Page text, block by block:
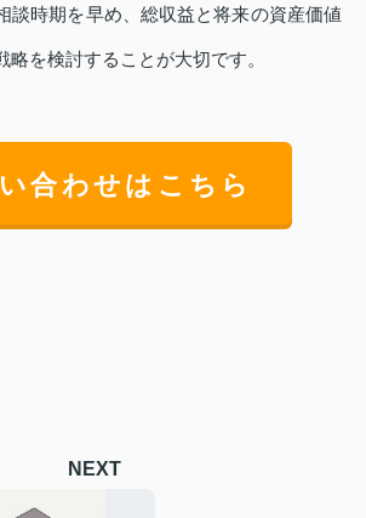
談時期を早め、総収益と将来の資産価値
略を検討することが大切です。
合わせはこちら
NEXT